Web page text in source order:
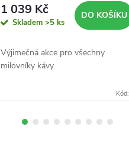
1 039 Kč
Skladem >5 ks
DO KOŠÍKU
Výjimečná akce pro všechny
milovníky kávy.
Kód: